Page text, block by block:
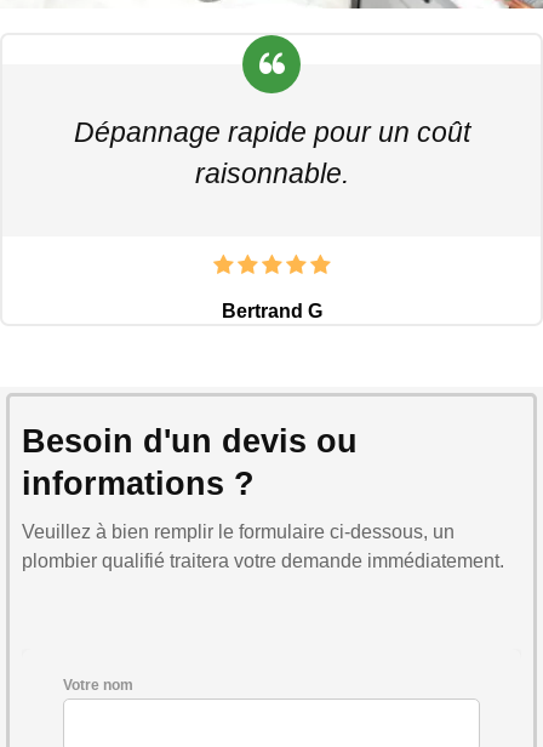
Dépannage rapide pour un coût
raisonnable.
Bertrand G
Besoin d'un devis ou
informations ?
Veuillez à bien remplir le formulaire ci-dessous, un
plombier qualifié traitera votre demande immédiatement.
Votre nom